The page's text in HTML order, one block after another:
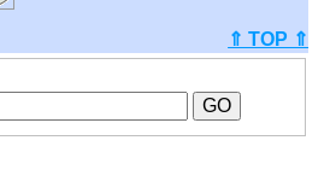
⇑ TOP ⇑